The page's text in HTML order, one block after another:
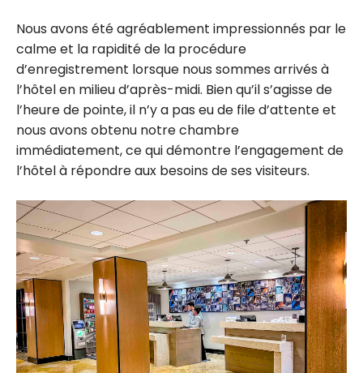
Nous avons été agréablement impressionnés par le
calme et la rapidité de la procédure
d’enregistrement lorsque nous sommes arrivés à
l’hôtel en milieu d’après-midi. Bien qu’il s’agisse de
l’heure de pointe, il n’y a pas eu de file d’attente et
nous avons obtenu notre chambre
immédiatement, ce qui démontre l’engagement de
l’hôtel à répondre aux besoins de ses visiteurs.